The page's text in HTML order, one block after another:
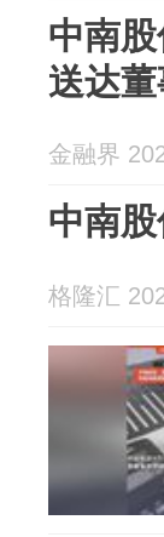
中南
送达
金融界
中南
格隆汇